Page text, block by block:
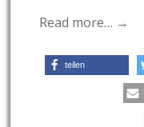
Read more… →
teilen